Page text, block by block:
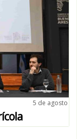
5 de agosto